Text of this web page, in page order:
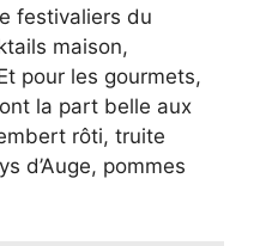
festivaliers du
maison,
pour les gourmets,
la part belle aux
rôti, truite
d’Auge, pommes